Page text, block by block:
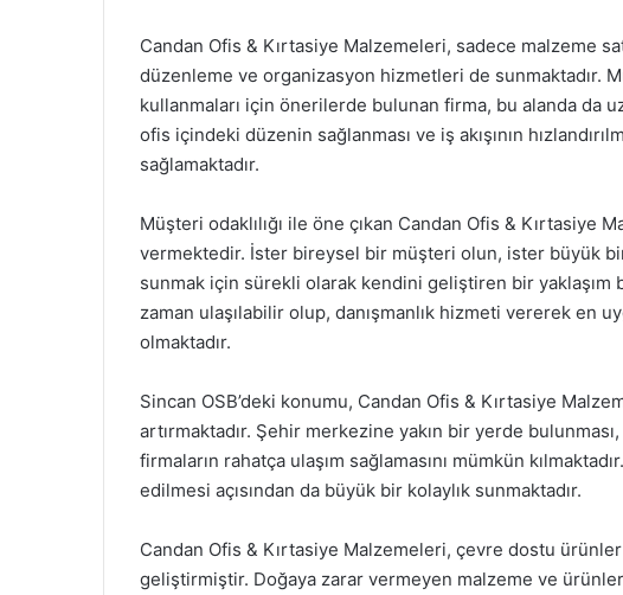
Candan Ofis & Kırtasiye Malzemeleri, sadece malzeme
düzenleme ve organizasyon hizmetleri de sunmaktadır.
kullanmaları için önerilerde bulunan firma, bu alanda da
ofis içindeki düzenin sağlanması ve iş akışının
sağlamaktadır.
Müşteri odaklılığı ile öne çıkan Candan Ofis & Kırtasiye
vermektedir. İster bireysel bir müşteri olun, ister büyük
sunmak için sürekli olarak kendini geliştiren bir
zaman ulaşılabilir olup, danışmanlık hizmeti vererek en
olmaktadır.
Sincan OSB’deki konumu, Candan Ofis & Kırtasiye
artırmaktadır. Şehir merkezine yakın bir yerde
firmaların rahatça ulaşım sağlamasını mümkün
edilmesi açısından da büyük bir kolaylık sunmaktadır.
Candan Ofis & Kırtasiye Malzemeleri, çevre dostu
geliştirmiştir. Doğaya zarar vermeyen malzeme ve